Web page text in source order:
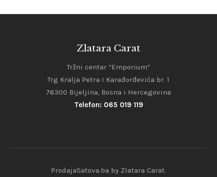
Zlatara Carat
Tržni centar “Emporium”
Trg Kralja Petra I Karađorđevića br. 1
76300 Bijeljina, Bosna i Hercegovina
Telefon: 065 019 119
ProdajaSatova.ba by Zlatara Carat.